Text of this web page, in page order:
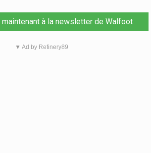
à la newsletter de Walfoot
▼ Ad by Refinery89